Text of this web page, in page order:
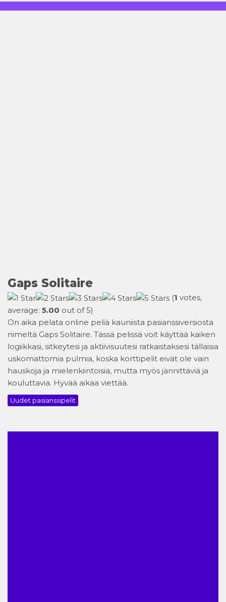
Gaps Solitaire
(1 votes,
average: 5.00 out of 5)
On aika pelata online peliä kauniista pasianssiversiosta
nimeltä Gaps Solitaire. Tässä pelissä voit käyttää kaiken
logiikkasi, sitkeytesi ja aktiivisuutesi ratkaistaksesi tällaisia
uskomattomia pulmia, koska korttipelit eivät ole vain
hauskoja ja mielenkiintoisia, mutta myös jännittäviä ja
kouluttavia. Hyvää aikaa viettää.
Uudet pasianssipelit